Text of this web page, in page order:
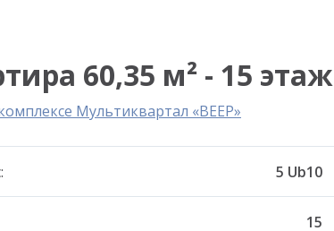
60,35 м² - 15 этаж
Мультиквартал «ВЕЕР»
5 Ub10
15